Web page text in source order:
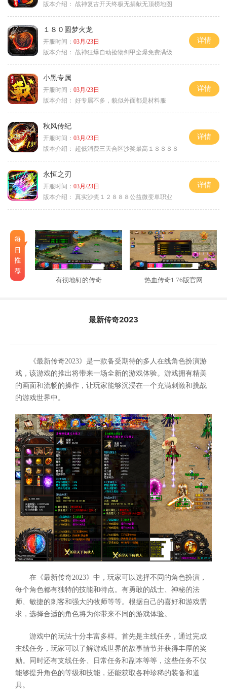
版本介绍： 战神复古开天终极无捐献无顶榜地图
１８０圆梦火龙
开服时间： 03月/23日
版本介绍： 战神狂爆自动捡物剑甲全爆免费满级
详情
小黑专属
开服时间： 03月/23日
版本介绍： 好专属不多，貌似外面都是材料服
详情
秋风传纪
开服时间： 03月/23日
版本介绍：
超低消费三天合区沙奖最高１８８８８
详情
永恒之刃
开服时间： 03月/23日
版本介绍： 真实沙奖１２８８８公益微变单职业
详情
有彻地钉的传奇 热血传奇1.76版官网
最新传奇2023
《最新传奇2023》是一款备受期待的多人在线角色扮演游
戏，该游戏的推出将带来一场全新的游戏体验。游戏拥有精美
的画面和流畅的操作，让玩家能够沉浸在一个充满刺激和挑战
的游戏世界中。
在《最新传奇2023》中，玩家可以选择不同的角色扮演，
每个角色都有独特的技能和特点。有勇敢的战士、神秘的法
师、敏捷的刺客和强大的牧师等等。根据自己的喜好和游戏需
求，选择合适的角色将为你带来不同的游戏体验。
游戏中的玩法十分丰富多样。首先是主线任务，通过完成
主线任务，玩家可以了解游戏世界的故事情节并获得丰厚的奖
励。同时还有支线任务、日常任务和副本等等，这些任务不仅
能够提升角色的等级和技能，还能获取各种珍稀的装备和道
具。